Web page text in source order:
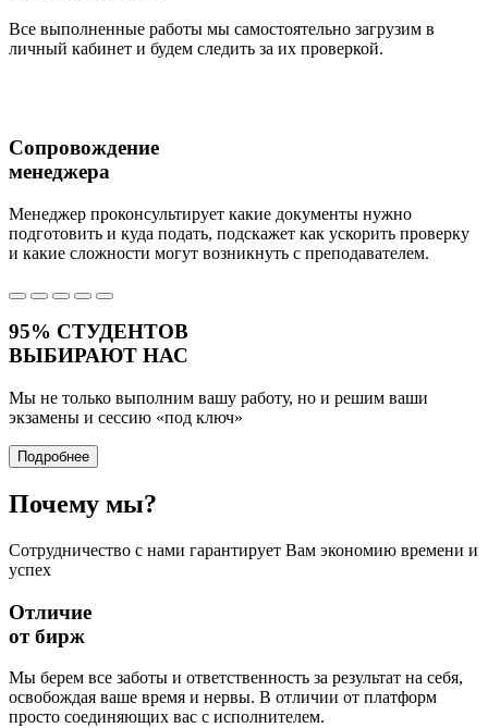
Все выполненные работы мы самостоятельно загрузим в
личный кабинет и будем следить за их проверкой.
Сопровождение
менеджера
Менеджер проконсультирует какие документы нужно
подготовить и куда подать, подскажет как ускорить проверку
и какие сложности могут возникнуть с преподавателем.
95% СТУДЕНТОВ
ВЫБИРАЮТ НАС
Мы не только выполним вашу работу, но и решим ваши
экзамены и сессию «под ключ»
Подробнее
Почему мы?
Сотрудничество с нами гарантирует Вам экономию времени и
успех
Отличие
от бирж
Мы берем все заботы и ответственность за результат на себя,
освобождая ваше время и нервы. В отличии от платформ
просто соединяющих вас с исполнителем.